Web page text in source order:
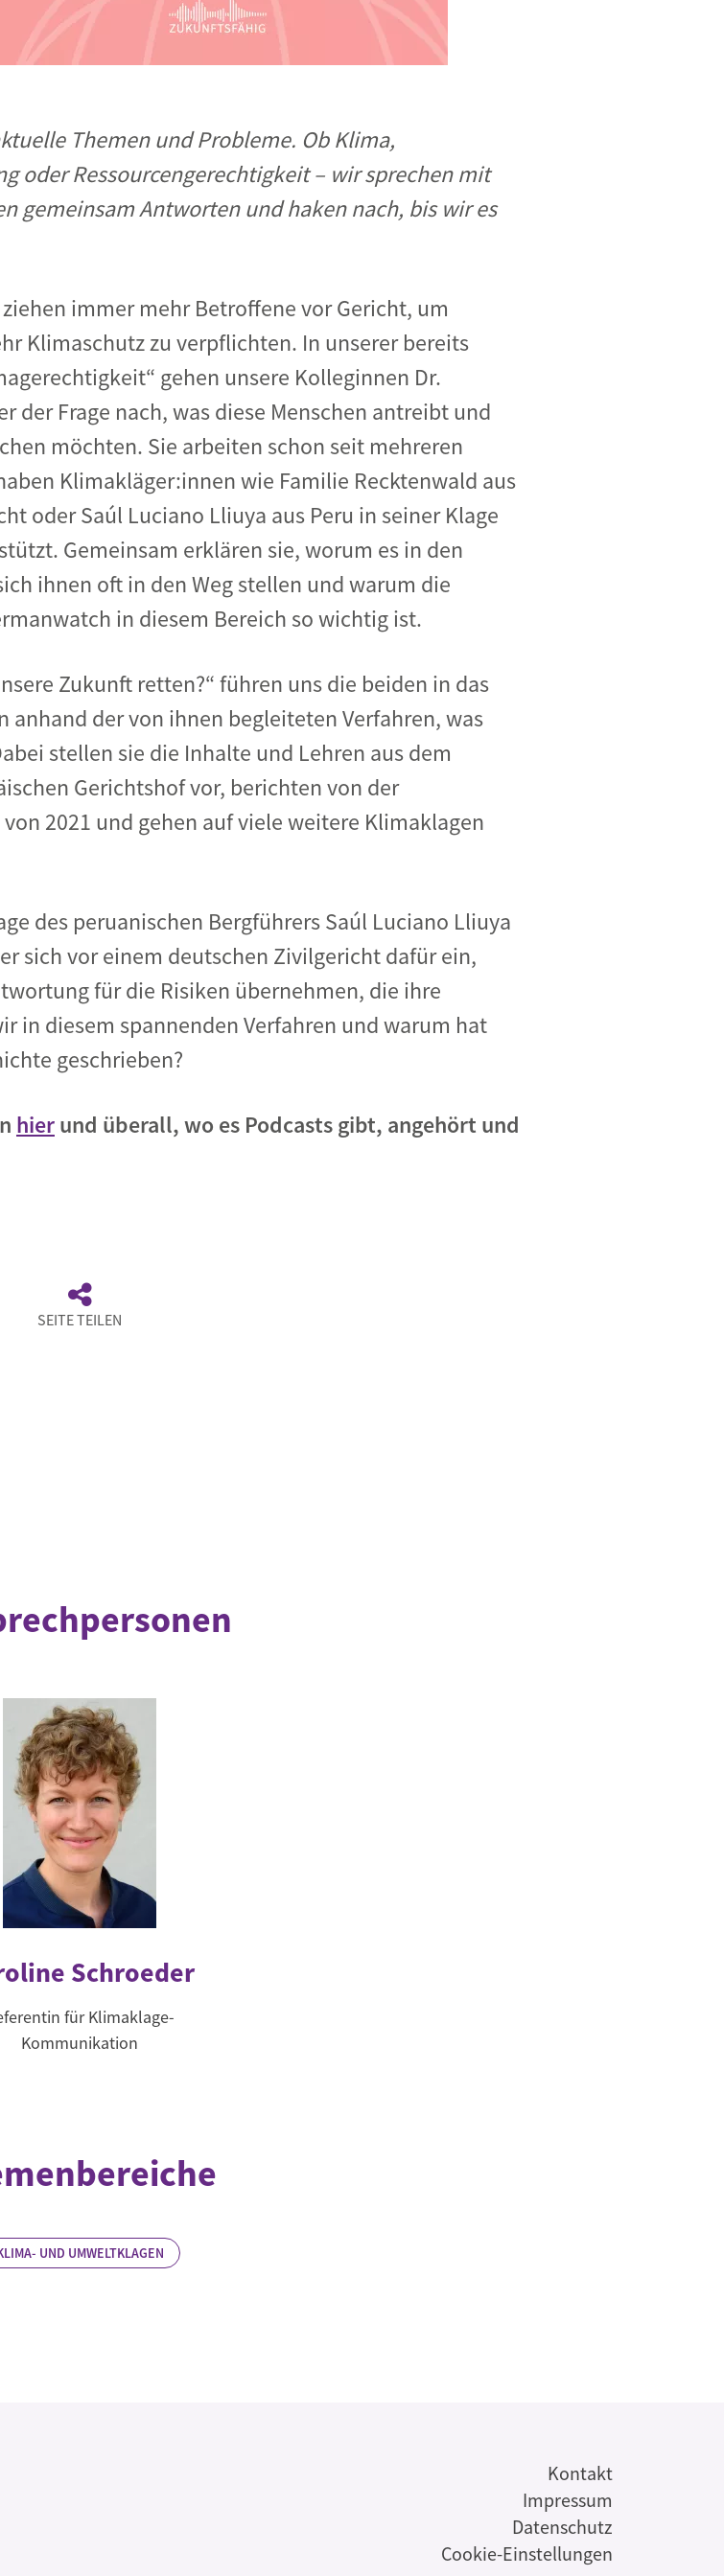
Themen und Probleme. Ob Klima,
oder Ressourcengerechtigkeit – wir sprechen mit
gemeinsam Antworten und haken nach, bis wir es
immer mehr Betroffene vor Gericht, um
Klimaschutz zu verpflichten. In unserer bereits
gehen unsere Kolleginnen Dr.
der Frage nach, was diese Menschen antreibt und
möchten. Sie arbeiten schon seit mehreren
Klimakläger:innenwie Familie Recktenwald aus
oder Saúl Luciano Lliuya aus Peru in seiner Klage
Gemeinsam erklären sie, worum es in den
ihnen oft in den Weg stellen und warum die
in diesem Bereich so wichtig ist.
Zukunft retten?“ führen unsdie beiden in das
anhand dervon ihnen begleitetenVerfahren, was
stellen sie die Inhalte und Lehren aus dem
Gerichtshof vor, berichten von der
2021 und gehen auf viele weitere Klimaklagen
des peruanischen Bergführers Saúl Luciano Lliuya
sichvor einem deutschen Zivilgerichtdafür ein,
für die Risiken übernehmen, die ihre
in diesem spannenden Verfahren und warum hat
geschrieben?
hierund überall, wo es Podcasts gibt, angehört und
SEITE TEILEN
Schroeder
für Klimaklage-
Kommunikation
UND UMWELTKLAGEN
Kontakt
Impressum
Datenschutz
Cookie-Einstellungen